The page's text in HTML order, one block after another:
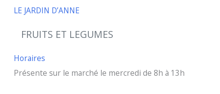
LE JARDIN D’ANNE
FRUITS ET LEGUMES
Horaires
Présente sur le marché le mercredi de 8h à 13h